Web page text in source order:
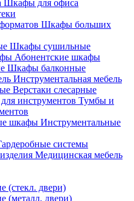
Шкафы для офиса
Шкафы больших
Шкафы сушильные
Абонентские шкафы
Шкафы балконные
Инструментальная мебель
Верстаки слесарные
Тумбы и
Инструментальные
системы
Медицинская мебель
(стекл. двери)
(металл. двери)